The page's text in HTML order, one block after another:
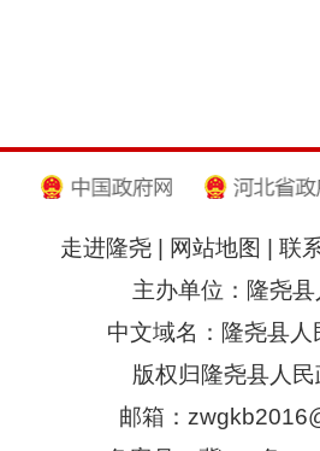
走进隆尧| 网站地图 联
主办单位：隆尧
中文域名：隆尧县人
版权归隆尧县人
邮箱：